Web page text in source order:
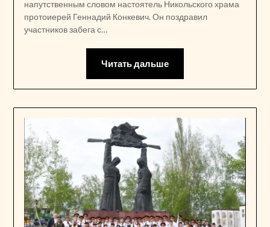
напутственным словом настоятель Никольского храма
протоиерей Геннадий Конкевич. Он поздравил
участников забега с…
Читать дальше